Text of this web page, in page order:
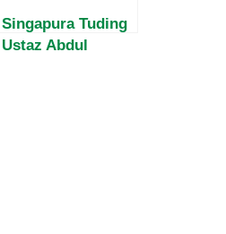
Singapura Tuding
Ustaz Abdul